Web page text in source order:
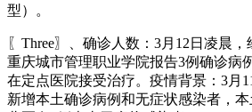
型）。
〖Three〗、确诊人数：3月12日凌晨
重庆城市管理职业学院报告3例确诊病
在定点医院接受治疗。疫情背景：3月
新增本土确诊病例和无症状感染者，